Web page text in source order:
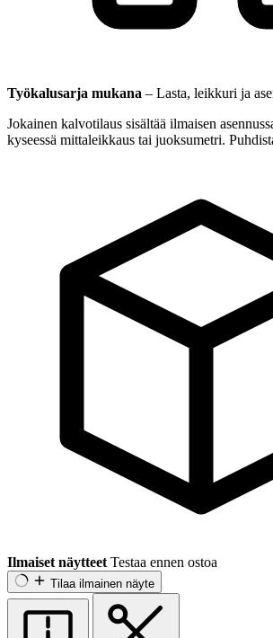
Työkalusarja mukana – Lasta, leikkuri ja
Jokainen kalvotilaus sisältää ilmaisen
kyseessä mittaleikkaus tai juoksumetri.
Ilmaiset näytteet Testaa ennen ostoa
Tilaa ilmainen näyte